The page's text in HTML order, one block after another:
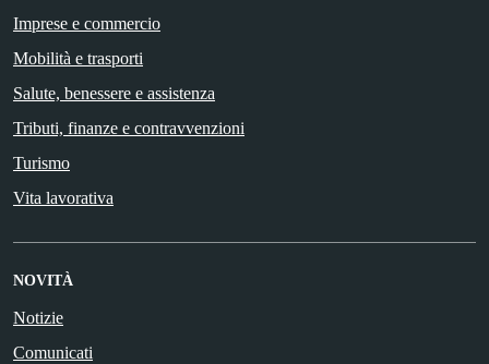
Imprese e commercio
Mobilità e trasporti
Salute, benessere e assistenza
Tributi, finanze e contravvenzioni
Turismo
Vita lavorativa
NOVITÀ
Notizie
Comunicati